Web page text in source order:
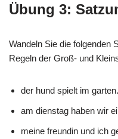
Übung 3:
Wandeln Sie die folgenden
Regeln der Groß- und
der hund spielt im garten.
am dienstag haben wir
meine freundin und ich